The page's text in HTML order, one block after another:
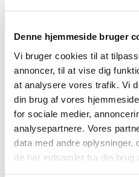
Denne hjemmeside bruger
Vi bruger cookies til at
annoncer, til at vise dig
at analysere vores trafik. Vi
din brug af vores
for sociale medier,
analysepartnere. Vores
data med andre oplysninger,
de har indsamlet fra din brug
Stolegymnastik
Alle kan
Med højt humør får
når de dygtige
igennem
Bagefter hygge vi
boller